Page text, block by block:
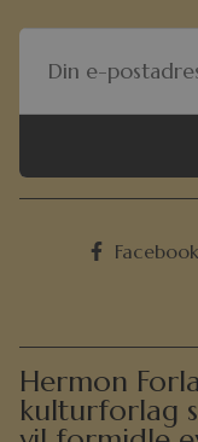
Facebook
Hermon
kulturforlag